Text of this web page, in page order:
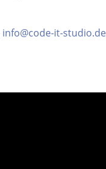
info@code-it-studio.de